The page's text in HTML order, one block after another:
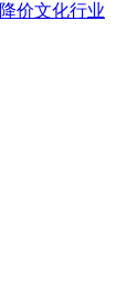
降价文化行业